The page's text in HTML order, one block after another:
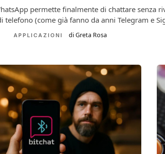
permette finalmente di chattare senza
telefono (come già fanno da anni Telegram e
APPLICAZIONI di Greta Rosa